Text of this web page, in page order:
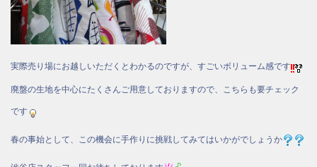
実際売り場にお越しいただくとわかるのですが、すごいボリューム感です
廃盤の生地を中心にたくさんご用意しておりますので、こちらも要チェック
です
春の事始として、この機会に手作りに挑戦してみてはいかがでしょうか